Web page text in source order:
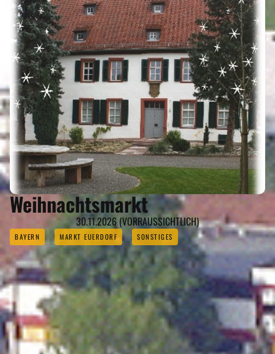
Weihnachtsmarkt
30.11.2026 (VORRAUSSICHTLICH)
BAYERN MARKT EUERDORF SONSTIGES
REISEMAGAZINE
IN DIESEN REISEMAGAZINEN FINDEN SIE DEN LANDKREIS BAD KISSINGEN